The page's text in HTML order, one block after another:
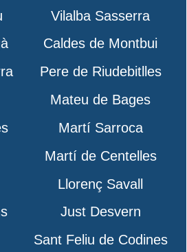
Vilalba Sasserra
Caldes de Montbui
Pere de Riudebitlles
Mateu de Bages
Martí Sarroca
Martí de Centelles
Llorenç Savall
Just Desvern
Sant Feliu de Codines